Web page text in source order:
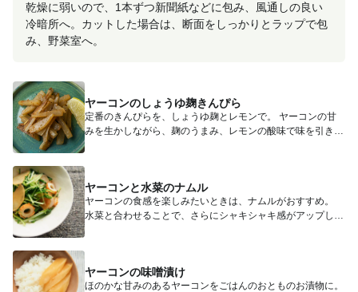
乾燥に弱いので、1本ずつ新聞紙などに包み、風通しの良い
冷暗所へ。カットした場合は、断面をしっかりとラップで包
み、野菜室へ。
ヤーコンのしょうゆ麹きんぴら
定番のきんぴらを、しょうゆ麹とレモンで。 ヤーコンの甘
みを生かしながら、麹のうまみ、レモンの酸味で味を引きし
めました。...
ヤーコンと水菜のナムル
ヤーコンの食感を楽しみたいときは、ナムルがおすすめ。
水菜と合わせることで、さらにシャキシャキ感がアップしま
す。 ヤ...
ヤーコンの味噌漬け
ほのかな甘みのあるヤーコンをごはんのおとものお漬物に。